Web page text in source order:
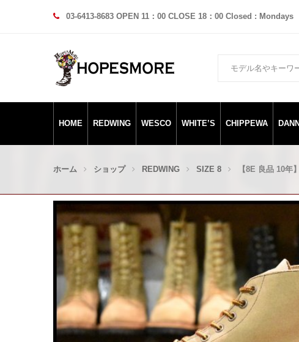
03-6413-8683 OPEN 11：00 CLOSE 18：00 Closed : Mondays
HOME REDWING WESCO WHITE’S CHIPPEWA
ホーム ショップ REDWING SIZE 8 【8E 良品 10